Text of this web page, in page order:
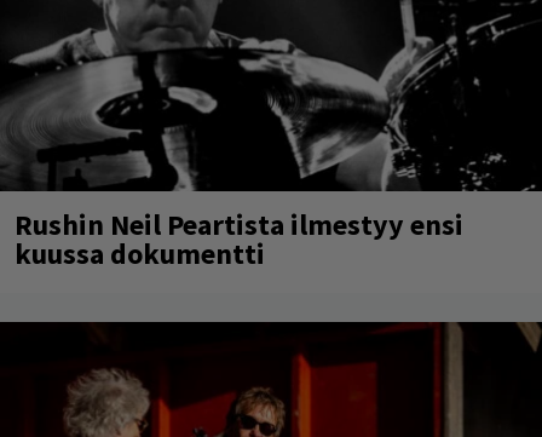
Rushin Neil Peartista ilmestyy ensi
kuussa dokumentti